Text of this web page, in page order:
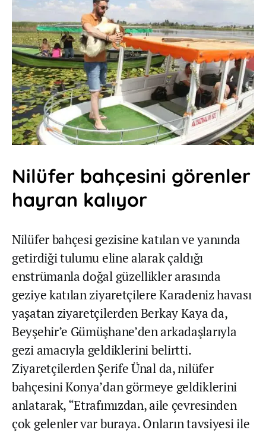
Nilüfer bahçesini görenler
hayran kalıyor
Nilüfer bahçesi gezisine katılan ve yanında
getirdiği tulumu eline alarak çaldığı
enstrümanla doğal güzellikler arasında
geziye katılan ziyaretçilere Karadeniz havası
yaşatan ziyaretçilerden Berkay Kaya da,
Beyşehir’e Gümüşhane’den arkadaşlarıyla
gezi amacıyla geldiklerini belirtti.
Ziyaretçilerden Şerife Ünal da, nilüfer
bahçesini Konya’dan görmeye geldiklerini
anlatarak, “Etrafımızdan, aile çevresinden
çok gelenler var buraya. Onların tavsiyesi ile